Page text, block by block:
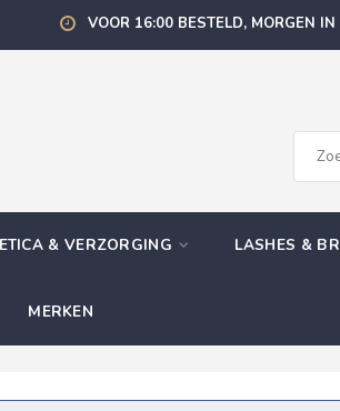
VOOR 16:00 BESTELD, MORGEN
& VERZORGING LASHES &
MERKEN